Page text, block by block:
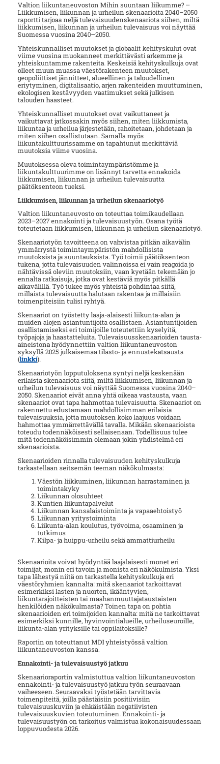
Valtion liikuntaneuvoston Mihin suuntaan liikumme? –
Liikkumisen, liikunnan ja urheilun skenaarioita 2040–2050
raportti tarjoaa neljä tulevaisuudenskenaariota siihen, miltä
liikkumisen, liikunnan ja urheilun tulevaisuus voi näyttää
Suomessa vuosina 2040–2050.
Yhteiskunnalliset muutokset ja globaalit kehityskulut ovat
viime vuosina muokanneet merkittävästi arkemme ja
yhteiskuntamme rakenteita. Keskeisiä kehityskulkuja ovat
olleet muun muassa väestörakenteen muutokset,
geopoliittiset jännitteet, alueellinen ja taloudellinen
eriytyminen, digitalisaatio, arjen rakenteiden muuttuminen,
ekologisen kestävyyden vaatimukset sekä julkisen
talouden haasteet.
Yhteiskunnalliset muutokset ovat vaikuttaneet ja
vaikuttavat jatkossakin myös siihen, miten liikkumista,
liikuntaa ja urheilua järjestetään, rahoitetaan, johdetaan ja
miten siihen osallistutaan. Samalla myös
liikuntakulttuurissamme on tapahtunut merkittäviä
muutoksia viime vuosina.
Muutoksessa oleva toimintaympäristömme ja
liikuntakulttuurimme on lisännyt tarvetta ennakoida
liikkumisen, liikunnan ja urheilun tulevaisuutta
päätöksenteon tueksi.
Liikkumisen, liikunnan ja urheilun skenaariotyö
Valtion liikuntaneuvosto on toteuttaa toimikaudellaan
2023–2027 ennakointi ja tulevaisuustyön. Osana työtä
toteutetaan liikkumisen, liikunnan ja urheilun skenaariotyö.
Skenaariotyön tavoitteena on vahvistaa pitkän aikavälin
ymmärrystä toimintaympäristön mahdollisista
muutoksista ja suuntauksista. Työ toimii päätöksenteon
tukena, jotta tulevaisuuden valinnoissa ei vain reagoida jo
nähtävissä oleviin muutoksiin, vaan kyetään tekemään jo
ennalta ratkaisuja, jotka ovat kestäviä myös pitkällä
aikavälillä. Työ tukee myös yhteistä pohdintaa siitä,
millaista tulevaisuutta halu­taan rakentaa ja millaisiin
toimenpiteisiin tulisi ryhtyä.
Skenaariot on työstetty laaja-alaisesti liikunta-alan ja
muiden alojen asiantuntijoita osallistaen. Asiantuntijoiden
osallistamiseksi eri toimijoille toteutettiin kyselyitä,
työpajoja ja haastatteluita. Tulevaisuusskenaarioiden tausta-
aineistona hyödynnettiin valtion liikuntaneuvoston
syksyllä 2025 julkaisemaa tilasto- ja ennustekatsausta
(linkki).
Skenaariotyön lopputuloksena syntyi neljä keskenään
erilaista skenaariota siitä, miltä liikkumisen, liikunnan ja
urheilun tulevaisuus voi näyttää Suomessa vuosina 2040–
2050. Skenaariot eivät anna yhtä oikeaa vastausta, vaan
skenaariot ovat tapa hahmottaa tulevaisuutta. Skenaariot on
rakennettu edustamaan mahdollisimman erilaisia
tulevaisuuksia, jotta muutoksen koko laajuus voidaan
hahmottaa ymmärrettävällä tavalla. Mikään skenaarioista
toteudu todennäköisesti sellaisenaan. Todellisuus tulee
mitä todennäköisimmin olemaan jokin yhdistelmä eri
skenaarioista.
Skenaarioiden rinnalla tulevaisuuden kehityskulkuja
tarkastellaan seitsemän teeman näkökulmasta:
Väestön liikkuminen, liikunnan harrastaminen ja
toimintakyky
Liikunnan olosuhteet
Kuntien liikuntapalvelut
Liikunnan kansalaistoiminta ja vapaaehtoistyö
Liikunnan yritystoiminta
Liikunta-alan koulutus, työvoima, osaaminen ja
tutkimus
Kilpa- ja huippu-urheilu sekä ammattiurheilu
Skenaarioita voivat hyödyntää laajalaisesti monet eri
toimijat, monin eri tavoin ja monista eri näkökulmista. Yksi
tapa lähestyä niitä on tarkas­tella kehityskulkuja eri
väestöryhmien kannalta: mitä skenaariot tarkoittavat
esimerkiksi lasten ja nuor­ten, ikääntyvien,
liikuntarajoitteisten tai maahanmuuttajataustaisten
henkilöiden näkökulmasta? Toinen tapa on pohtia
skenaarioiden eri toimijoiden kannalta: mitä ne tarkoitta­vat
esimerkiksi kunnille, hyvinvointialueille, urheiluseuroille,
liikunta-alan yrityksille tai oppilaitoksille?
Raportin on toteuttanut MDI yhteistyössä valtion
liikuntaneuvoston kanssa.
Ennakointi- ja tulevaisuustyö jatkuu
Skenaarioraportin valmistuttua valtion liikuntaneuvoston
ennakointi- ja tulevaisuustyö jatkuu työn seuraavaan
vaiheeseen. Seuraavaksi työstetään tarvittavia
toimenpiteitä, joilla päästäisiin positiivisiin
tulevaisuuskuviin ja ehkäistään negatiivisten
tulevaisuuskuvien toteutuminen. Ennakointi- ja
tulevaisuustyön on tarkoitus valmistua kokonaisuudessaan
loppuvuodesta 2026.